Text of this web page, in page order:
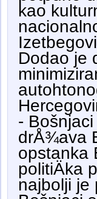
kao
Dodao je
-
drÅ¾ava
opstanka
politiÄka
najbolji je